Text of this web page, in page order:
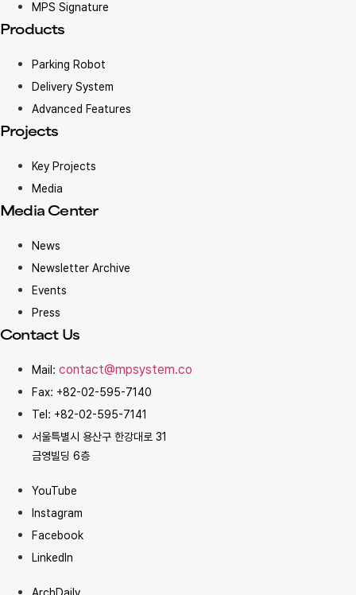
MPS Signature
Products
Parking Robot
Delivery System
Advanced Features
Projects
Key Projects
Media
Media Center
News
Newsletter Archive
Events
Press
Contact Us
Mail: contact@mpsystem.co
Fax: +82-02-595-7140
Tel: +82-02-595-7141
서울특별시 용산구 한강대로 31
금영빌딩 6층
YouTube
Instagram
Facebook
LinkedIn